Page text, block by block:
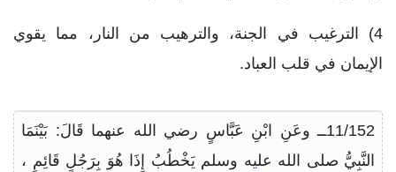
4) الترغيب في الجنة، والترهيب من النار، مما يقوي
الإيمان في قلب العباد.
11/152ــ وعَنِ ابْنِ عَبَّاسٍ رضي الله عنهما قَالَ: بَيْنَمَا
النَّبِيُّ صلى الله عليه وسلم يَخْطُبُ إِذَا هُوَ بِرَجُلٍ قَائِمٍ ،